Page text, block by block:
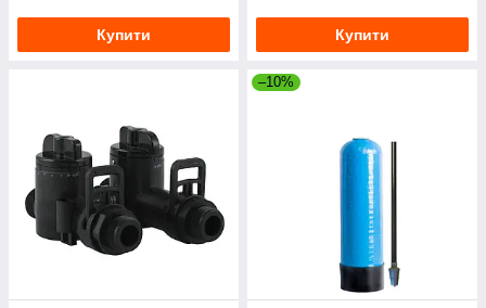
Купити Купити
–10%